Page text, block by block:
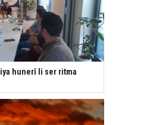
hunerî li ser ritma